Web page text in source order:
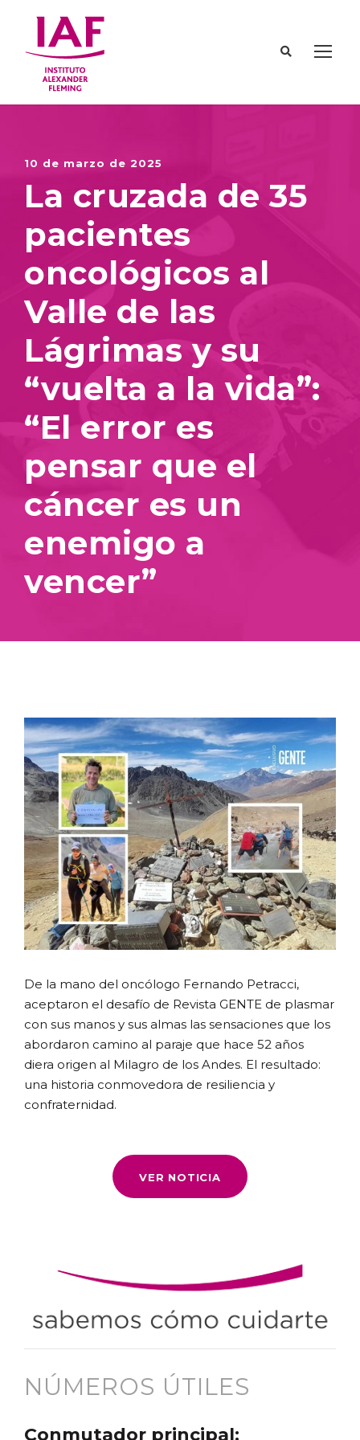
10 de marzo de 2025
La cruzada de 35
pacientes
oncológicos al
Valle de las
Lágrimas y su
“vuelta a la vida”:
“El error es
pensar que el
cáncer es un
enemigo a
vencer”
De la mano del oncólogo Fernando Petracci,
aceptaron el desafío de Revista GENTE de plasmar
con sus manos y sus almas las sensaciones que los
abordaron camino al paraje que hace 52 años
diera origen al Milagro de los Andes. El resultado:
una historia conmovedora de resiliencia y
confraternidad.
VER NOTICIA
NÚMEROS ÚTILES
Conmutador principal: